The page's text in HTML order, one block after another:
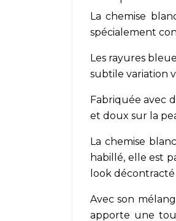
La chemise
spécialement
Les rayures
subtile variation
Fabriquée avec
et doux sur la
La chemise
habillé, elle est
look
Avec son
apporte une